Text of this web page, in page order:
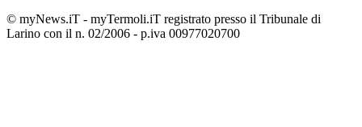
© myNews.iT - myTermoli.iT registrato presso il Tribunale di
Larino con il n. 02/2006 - p.iva 00977020700